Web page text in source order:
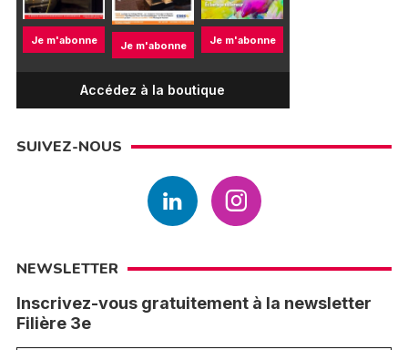
Je m'abonne Je m'abonne Je m'abonne
Accédez à la boutique
SUIVEZ-NOUS
NEWSLETTER
Inscrivez-vous gratuitement à la newsletter
Filière 3e